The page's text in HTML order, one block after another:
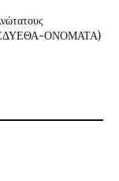
(ΕΔΥΕΘΑ-ΟΝΟΜΑΤΑ)